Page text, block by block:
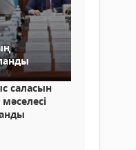
саласын